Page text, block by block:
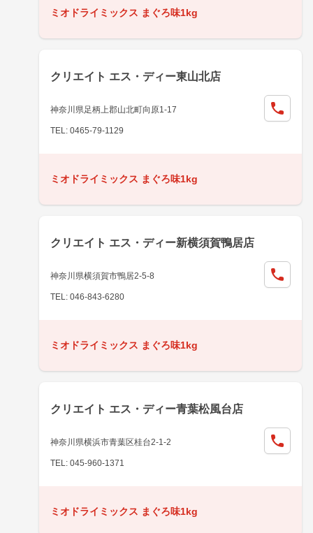
ミオドライミックス まぐろ味1kg
クリエイト エス・ディー東山北店
神奈川県足柄上郡山北町向原1-17
TEL: 0465-79-1129
ミオドライミックス まぐろ味1kg
クリエイト エス・ディー新横須賀鴨居店
神奈川県横須賀市鴨居2-5-8
TEL: 046-843-6280
ミオドライミックス まぐろ味1kg
クリエイト エス・ディー青葉松風台店
神奈川県横浜市青葉区桂台2-1-2
TEL: 045-960-1371
ミオドライミックス まぐろ味1kg